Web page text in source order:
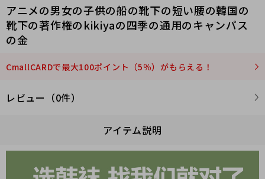
アニメの男女の子供の船の靴下の短い腰の韓国の
靴下の著作権のkikiyaの四季の通用のキャンパス
の金
CmallCARDで最大100ポイント（5％）がもらえる！
レビュー（0件）
アイテム説明